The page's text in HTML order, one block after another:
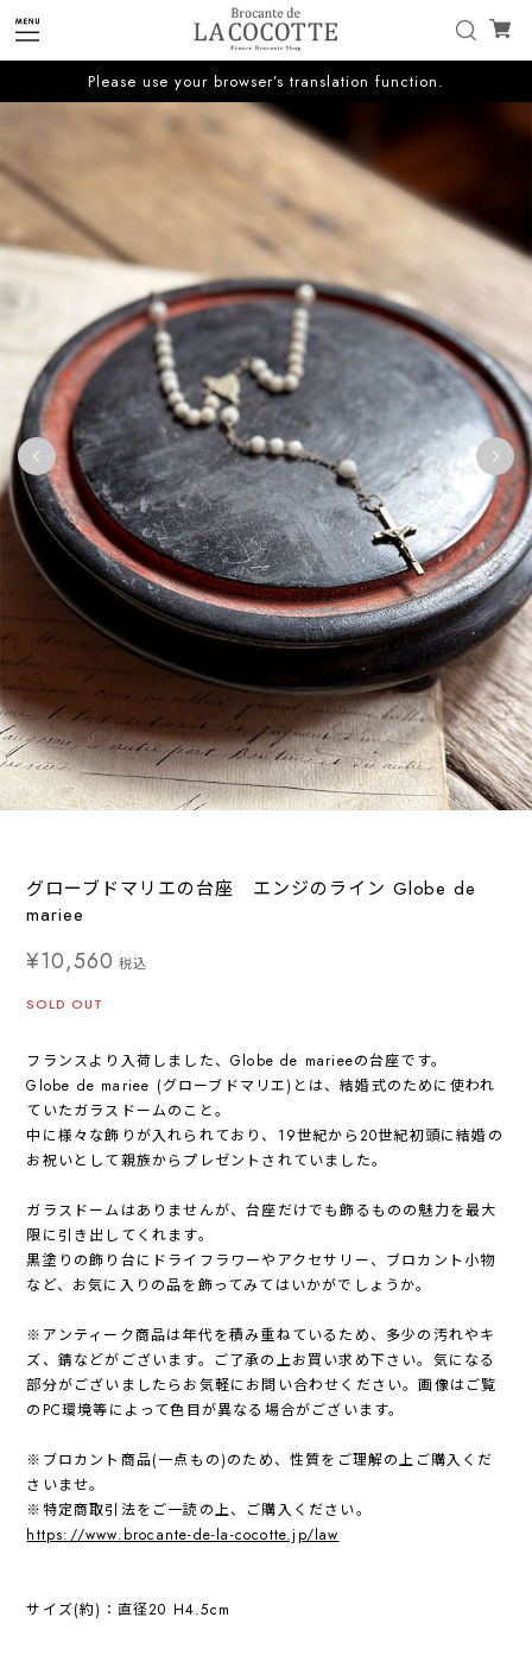
Please use your browser’s translation function.
グローブドマリエの台座 エンジのライン Globe de
mariee
¥10,560 税込
SOLD OUT
フランスより入荷しました、Globe de marieeの台座です。
Globe de mariee (グローブドマリエ)とは、結婚式のために使われ
ていたガラスドームのこと。
中に様々な飾りが入れられており、19世紀から20世紀初頭に結婚の
お祝いとして親族からプレゼントされていました。
ガラスドームはありませんが、台座だけでも飾るものの魅力を最大
限に引き出してくれます。
黒塗りの飾り台にドライフラワーやアクセサリー、ブロカント小物
など、お気に入りの品を飾ってみてはいかがでしょうか。
※アンティーク商品は年代を積み重ねているため、多少の汚れやキ
ズ、錆などがございます。ご了承の上お買い求め下さい。気になる
部分がございましたらお気軽にお問い合わせください。画像はご覧
のPC環境等によって色目が異なる場合がございます。
※ブロカント商品(一点もの)のため、性質をご理解の上ご購入くだ
さいませ。
※特定商取引法をご一読の上、ご購入ください。
https://www.brocante-de-la-cocotte.jp/law
サイズ(約)：直径20 H4.5cm